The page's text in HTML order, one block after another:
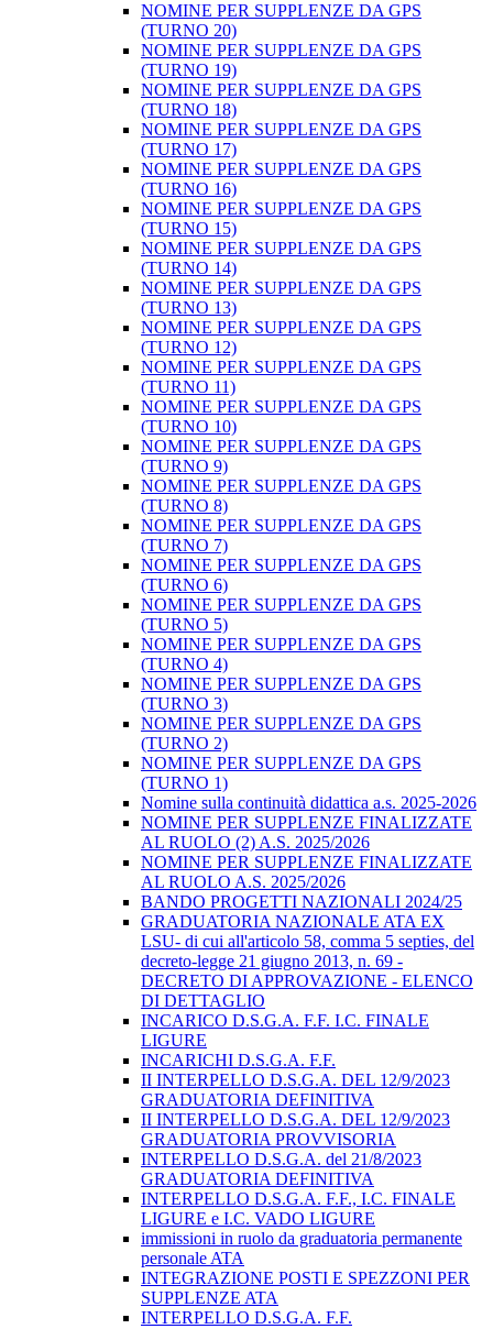
NOMINE PER SUPPLENZE DA GPS
(TURNO 20)
NOMINE PER SUPPLENZE DA GPS
(TURNO 19)
NOMINE PER SUPPLENZE DA GPS
(TURNO 18)
NOMINE PER SUPPLENZE DA GPS
(TURNO 17)
NOMINE PER SUPPLENZE DA GPS
(TURNO 16)
NOMINE PER SUPPLENZE DA GPS
(TURNO 15)
NOMINE PER SUPPLENZE DA GPS
(TURNO 14)
NOMINE PER SUPPLENZE DA GPS
(TURNO 13)
NOMINE PER SUPPLENZE DA GPS
(TURNO 12)
NOMINE PER SUPPLENZE DA GPS
(TURNO 11)
NOMINE PER SUPPLENZE DA GPS
(TURNO 10)
NOMINE PER SUPPLENZE DA GPS
(TURNO 9)
NOMINE PER SUPPLENZE DA GPS
(TURNO 8)
NOMINE PER SUPPLENZE DA GPS
(TURNO 7)
NOMINE PER SUPPLENZE DA GPS
(TURNO 6)
NOMINE PER SUPPLENZE DA GPS
(TURNO 5)
NOMINE PER SUPPLENZE DA GPS
(TURNO 4)
NOMINE PER SUPPLENZE DA GPS
(TURNO 3)
NOMINE PER SUPPLENZE DA GPS
(TURNO 2)
NOMINE PER SUPPLENZE DA GPS
(TURNO 1)
Nomine sulla continuità didattica a.s. 2025-2026
NOMINE PER SUPPLENZE FINALIZZATE
AL RUOLO (2) A.S. 2025/2026
NOMINE PER SUPPLENZE FINALIZZATE
AL RUOLO A.S. 2025/2026
BANDO PROGETTI NAZIONALI 2024/25
GRADUATORIA NAZIONALE ATA EX
LSU- di cui all'articolo 58, comma 5 septies, del
decreto-legge 21 giugno 2013, n. 69 -
DECRETO DI APPROVAZIONE - ELENCO
DI DETTAGLIO
INCARICO D.S.G.A. F.F. I.C. FINALE
LIGURE
INCARICHI D.S.G.A. F.F.
II INTERPELLO D.S.G.A. DEL 12/9/2023
GRADUATORIA DEFINITIVA
II INTERPELLO D.S.G.A. DEL 12/9/2023
GRADUATORIA PROVVISORIA
INTERPELLO D.S.G.A. del 21/8/2023
GRADUATORIA DEFINITIVA
INTERPELLO D.S.G.A. F.F., I.C. FINALE
LIGURE e I.C. VADO LIGURE
immissioni in ruolo da graduatoria permanente
personale ATA
INTEGRAZIONE POSTI E SPEZZONI PER
SUPPLENZE ATA
INTERPELLO D.S.G.A. F.F.